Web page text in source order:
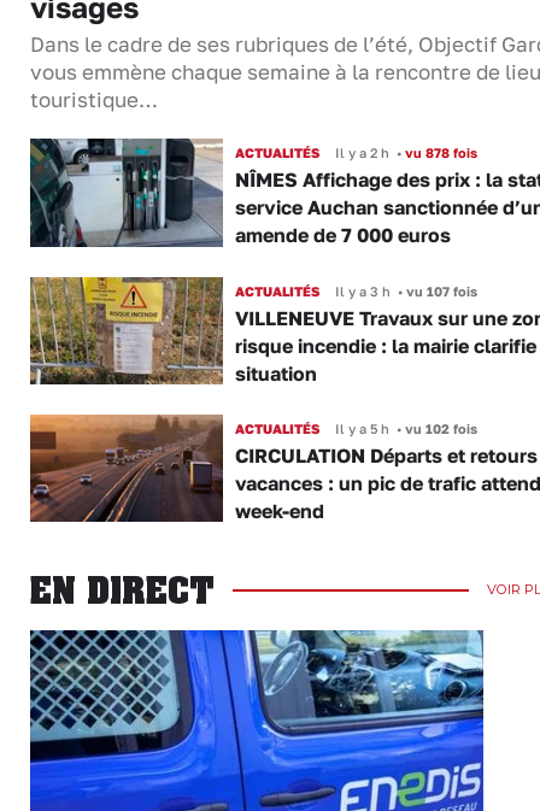
Dans le cadre de ses rubriques de l’été, Objectif
vous emmène chaque semaine à la rencontre de
touristique…
ACTUALITÉS Il y a 2 h •vu 878 fois
NÎMES Affichage des prix : la
service Auchan sanctionnée
amende de 7 000 euros
ACTUALITÉS Il y a 3 h •vu 107 fois
VILLENEUVE Travaux sur une
risque incendie : la mairie
situation
ACTUALITÉS Il y a 5 h •vu 102 fois
CIRCULATION Départs et
vacances : un pic de trafic
week-end
EN DIRECT VOIR